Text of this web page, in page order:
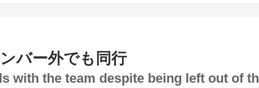
バー外でも同行
with the team despite being left out of